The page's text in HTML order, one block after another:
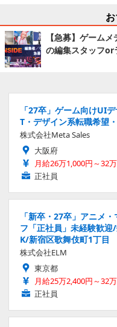
【急募】ゲーム
の編集スタッフor
「27卒」ゲーム向けUI
T・デザイン系転職希望
株式会社Meta Sales
大阪府
月給26万1,000円～32
正社員
「新卒・27卒」アニメ
フ「正社員」未経験歓
K/新宿区歌舞伎町1丁目
株式会社ELM
東京都
月給25万2,400円～32
正社員